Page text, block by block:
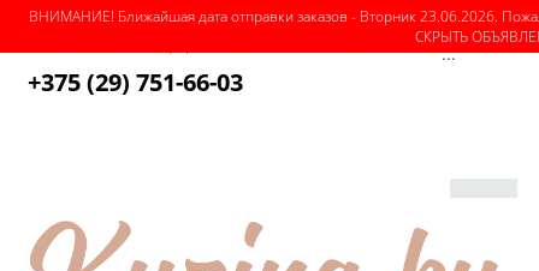
Доставка ...
+375 (29) 751-66-03
ВНИМАНИЕ! Ближайшая дата отправки заказов - Вторник 23.06.2026.
СКРЫТЬ